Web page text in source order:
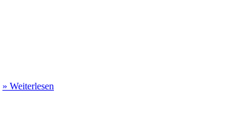
» Weiterlesen